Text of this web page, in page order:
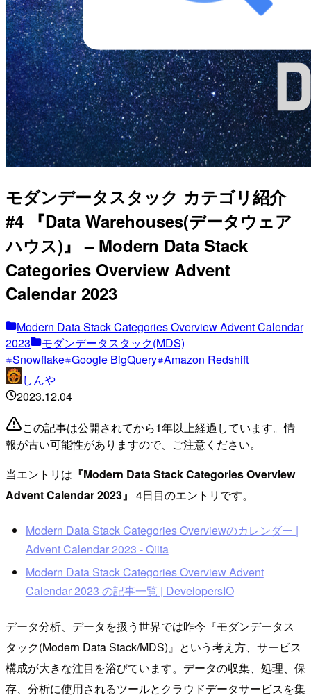
モダンデータスタック カテゴリ紹介
#4 『Data Warehouses(データウェア
ハウス)』 – Modern Data Stack
Categories Overview Advent
Calendar 2023
Modern Data Stack Categories Overview Advent Calendar
2023
モダンデータスタック(MDS)
Snowflake Google BigQuery Amazon Redshift
しんや
2023.12.04
この記事は公開されてから1年以上経過しています。情
報が古い可能性がありますので、ご注意ください。
当エントリは 『Modern Data Stack Categories Overview
Advent Calendar 2023』 4日目のエントリです。
Modern Data Stack Categories Overviewのカレンダー |
Advent Calendar 2023 - Qiita
Modern Data Stack Categories Overview Advent
Calendar 2023 の記事一覧 | DevelopersIO
データ分析、データを扱う世界では昨今『モダンデータス
タック(Modern Data Stack/MDS)』という考え方、サービス
構成が大きな注目を浴びています。データの収集、処理、保
存、分析に使用されるツールとクラウドデータサービスを集